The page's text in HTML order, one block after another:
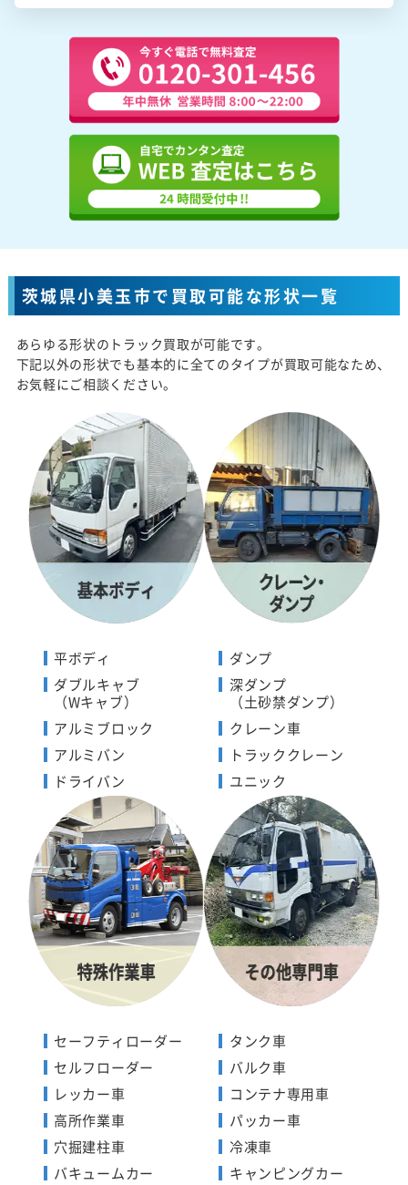
茨城県小美玉市で買取可能な形状一覧
あらゆる形状のトラック買取が可能です。
下記以外の形状でも基本的に全てのタイプが買取可能なため、
お気軽にご相談ください。
平ボディ
ダブルキャブ
（Wキャブ）
アルミブロック
アルミバン
ドライバン
ダンプ
深ダンプ
（土砂禁ダンプ）
クレーン車
トラッククレーン
ユニック
セーフティローダー
セルフローダー
レッカー車
高所作業車
穴掘建柱車
バキュームカー
タンク車
バルク車
コンテナ専用車
パッカー車
冷凍車
キャンピングカー